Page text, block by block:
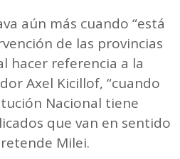
aún más cuando “está
de las provincias
hacer referencia a la
Axel Kicillof, “cuando
Nacional tiene
que van en sentido
Milei.